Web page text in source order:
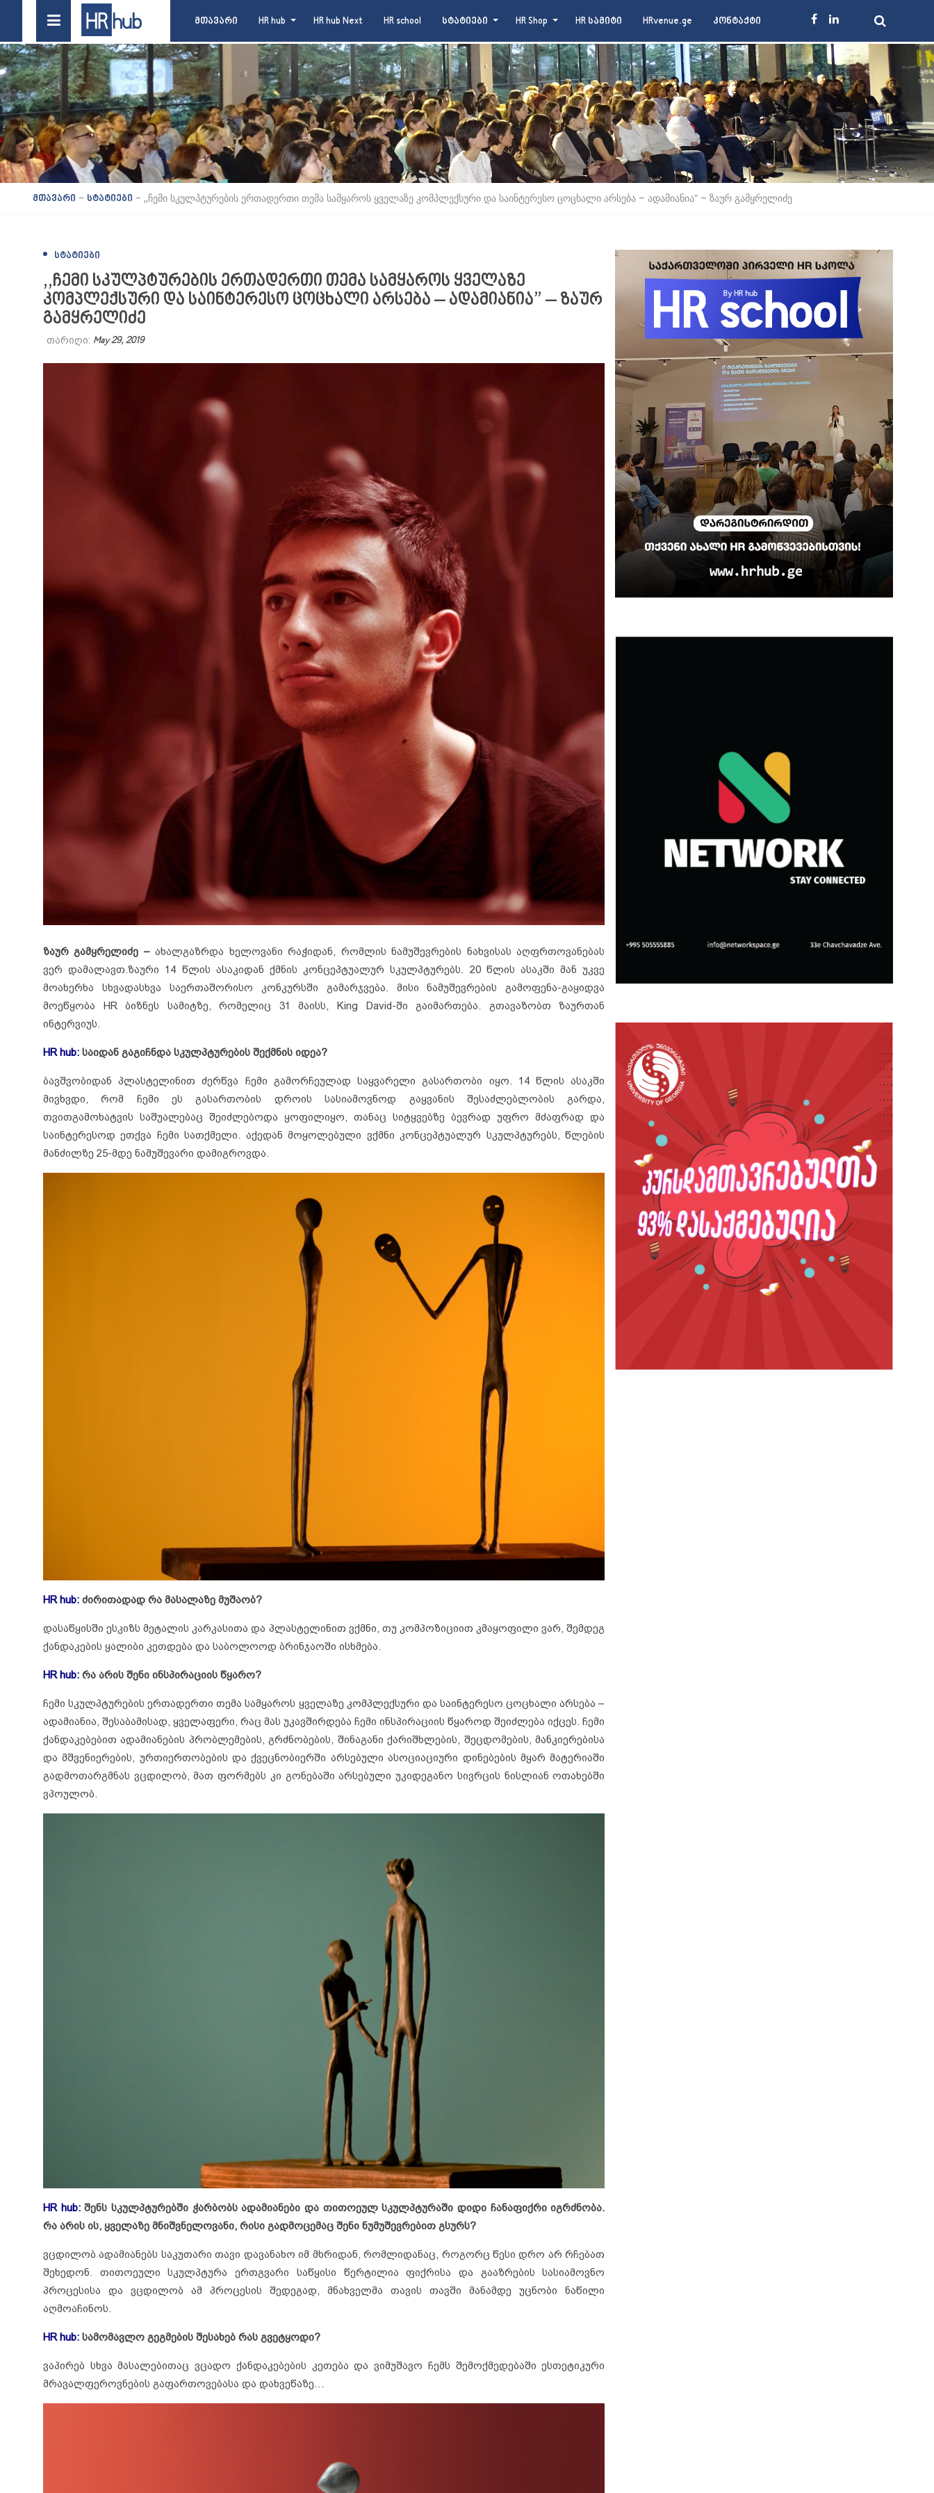
მთავარი HR hub HR hub Next HR school სტატიები HR Shop HR სამიტი HRvenue.ge კონტაქტი
მთავარი - სტატიები - ,,ჩემი სკულპტურების ერთადერთი თემა სამყაროს ყველაზე კომპლექსური და საინტერესო ცოცხალი არსება – ადამიანია” – ზაურ გამყრელიძე
ᲡᲢᲐᲢᲘᲔᲑᲘ
,,ჩემი სკულპტურების ერთადერთი თემა სამყაროს ყველაზე
კომპლექსური და საინტერესო ცოცხალი არსება – ადამიანია” – ზაურ
გამყრელიძე
თარიღი: May 29, 2019
ზაურ გამყრელიძე –ახალგაზრდა ხელოვანი რაჭიდან, რომლის ნამუშევრების ნახვისას აღფრთოვანებას
ვერ დამალავთ.ზაური 14 წლის ასაკიდან ქმნის კონცეპტუალურ სკულპტურებს. 20 წლის ასაკში მან უკვე
მოახერხა სხვადასხვა საერთაშორისო კონკურსში გამარჯვება. მისი ნამუშევრების გამოფენა-გაყიდვა
მოეწყობა HR ბიზნეს სამიტზე, რომელიც 31 მაისს, King David-ში გაიმართება. გთავაზობთ ზაურთან
ინტერვიუს.
HR hub: საიდან გაგიჩნდა სკულპტურების შექმნის იდეა?
ბავშვობიდან პლასტელინით ძერწვა ჩემი გამორჩეულად საყვარელი გასართობი იყო. 14 წლის ასაკში
მივხვდი, რომ ჩემი ეს გასართობის დროის სასიამოვნოდ გაყვანის შესაძლებლობის გარდა,
თვითგამოხატვის საშუალებაც შეიძლებოდა ყოფილიყო, თანაც სიტყვებზე ბევრად უფრო მძაფრად და
საინტერესოდ ეთქვა ჩემი სათქმელი. აქედან მოყოლებული ვქმნი კონცეპტუალურ სკულპტურებს, წლების
მანძილზე 25-მდე ნამუშევარი დამიგროვდა.
HR hub: ძირითადად რა მასალაზე მუშაობ?
დასაწყისში ესკიზს მეტალის კარკასითა და პლასტელინით ვქმნი, თუ კომპოზიციით კმაყოფილი ვარ, შემდეგ
ქანდაკების ყალიბი კეთდება და საბოლოოდ ბრინჯაოში ისხმება.
HR hub: რა არის შენი ინსპირაციის წყარო?
ჩემი სკულპტურების ერთადერთი თემა სამყაროს ყველაზე კომპლექსური და საინტერესო ცოცხალი არსება –
ადამიანია, შესაბამისად, ყველაფერი, რაც მას უკავშირდება ჩემი ინსპირაციის წყაროდ შეიძლება იქცეს. ჩემი
ქანდაკებებით ადამიანების პრობლემების, გრძნობების, შინაგანი ქარიშხლების, შეცდომების, მანკიერებისა
და მშვენიერების, ურთიერთობების და ქვეცნობიერში არსებული ასოციაციური დინებების მყარ მატერიაში
გადმოთარგმნას ვცდილობ, მათ ფორმებს კი გონებაში არსებული უკიდეგანო სივრცის ნისლიან ოთახებში
ვპოულობ.
HR hub:შენს სკულპტურებში ჭარბობს ადამიანები და თითოეულ სკულპტურაში დიდი ჩანაფიქრი იგრძნობა.
რა არის ის, ყველაზე მნიშვნელოვანი, რისი გადმოცემაც შენი ნუმუშევრებით გსურს?
ვცდილობ ადამიანებს საკუთარი თავი დავანახო იმ მხრიდან, რომლიდანაც, როგორც წესი დრო არ რჩებათ
შეხედონ. თითოეული სკულპტურა ერთგვარი საწყისი წერტილია ფიქრისა და გააზრების სასიამოვნო
პროცესისა და ვცდილობ ამ პროცესის შედეგად, მნახველმა თავის თავში მანამდე უცნობი ნაწილი
აღმოაჩინოს.
HR hub: სამომავლო გეგმების შესახებ რას გვეტყოდი?
ვაპირებ სხვა მასალებითაც ვცადო ქანდაკებების კეთება და ვიმუშავო ჩემს შემოქმედებაში ესთეტიკური
მრავალფეროვნების გაფართოვებასა და დახვეწაზე…